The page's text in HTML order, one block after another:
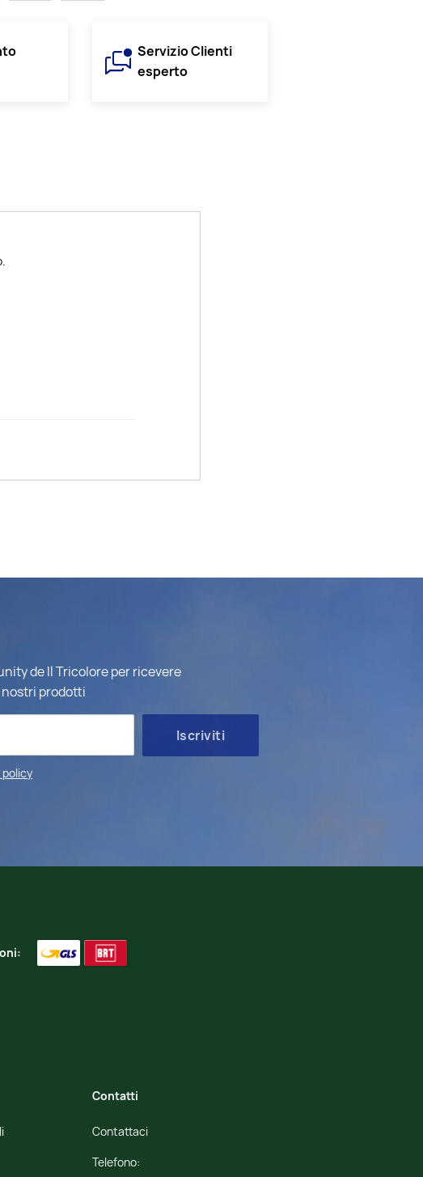
Servizio Clienti
esperto
de Il Tricolore per ricevere
prodotti
policy
Contatti
Contattaci
Telefono: